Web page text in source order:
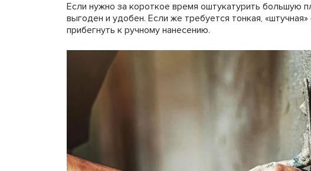
Если нужно за короткое время оштукатурить большую
выгоден и удобен. Если же требуется тонкая,
прибегнуть к ручному нанесению.